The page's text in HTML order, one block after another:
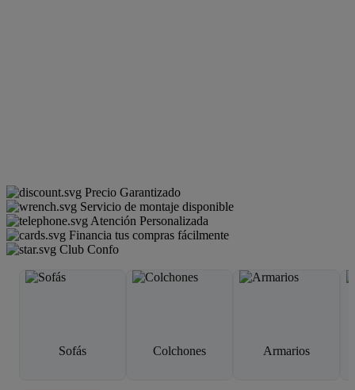
Precio Garantizado
Servicio de montaje disponible
Atención Personalizada
Financia tus compras fácilmente
Club Confo
Sofás Colchones Armarios